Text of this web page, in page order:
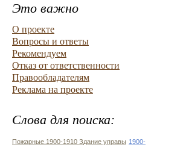
Это важно
О проекте
Вопросы и ответы
Рекомендуем
Отказ от ответственности
Правообладателям
Реклама на проекте
Слова для поиска:
Пожарные.1900-1910 Здание управы 1900-